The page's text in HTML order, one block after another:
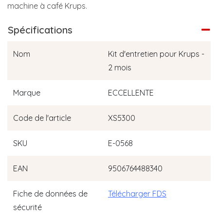
machine à café Krups.
Spécifications
Nom
Kit d'entretien pour Krups -
2 mois
Marque ECCELLENTE
Code de l'article XS5300
SKU E-0568
EAN 9506764488340
Fiche de données de
sécurité
Télécharger FDS